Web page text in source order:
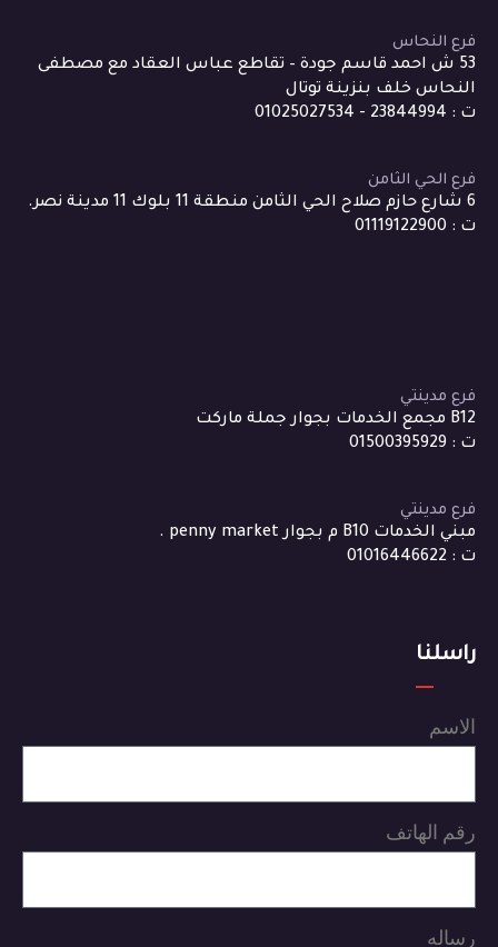
فرع النحاس
53 ش احمد قاسم جودة – تقاطع عباس العقاد مع مصطفى
النحاس خلف بنزينة توتال
ت : 23844994 - 01025027534
فرع الحي الثامن
6 شارع حازم صلاح الحي الثامن منطقة 11 بلوك 11 مدينة نصر.
ت : 01119122900
فرع مدينتي
B12 مجمع الخدمات بجوار جملة ماركت
ت : 01500395929
فرع مدينتي
مبني الخدمات B10 م بجوار penny market .
ت : 01016446622
راسلنا
الاسم
رقم الهاتف
رساله